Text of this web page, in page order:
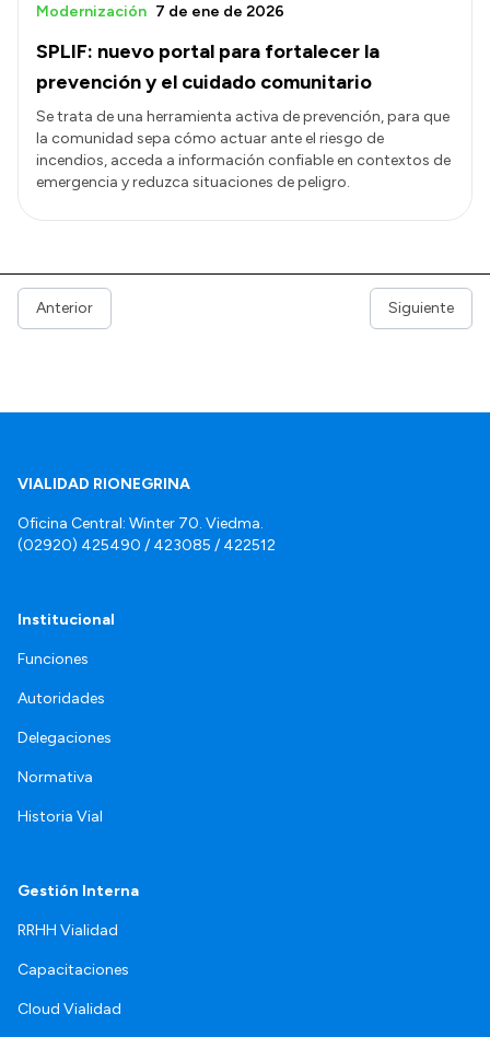
SPLIF: nuevo portal para fortalecer la
prevención y el cuidado comunitario
Modernización 7 de ene de 2026
Se trata de una herramienta activa de prevención, para que
la comunidad sepa cómo actuar ante el riesgo de
incendios, acceda a información confiable en contextos de
emergencia y reduzca situaciones de peligro.
Anterior Siguiente
VIALIDAD RIONEGRINA
Oficina Central: Winter 70. Viedma.
(02920) 425490 / 423085 / 422512
Institucional
Funciones
Autoridades
Delegaciones
Normativa
Historia Vial
Gestión Interna
RRHH Vialidad
Capacitaciones
Cloud Vialidad